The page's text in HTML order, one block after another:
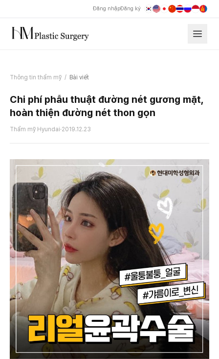
Đăng nhậpĐăng ký
Thông tin thẩm mỹ / Bài viết
Chi phí phẫu thuật đường nét gương mặt,
hoàn thiện đường nét thon gọn
Thẩm mỹ Hyundai·2019.12.23